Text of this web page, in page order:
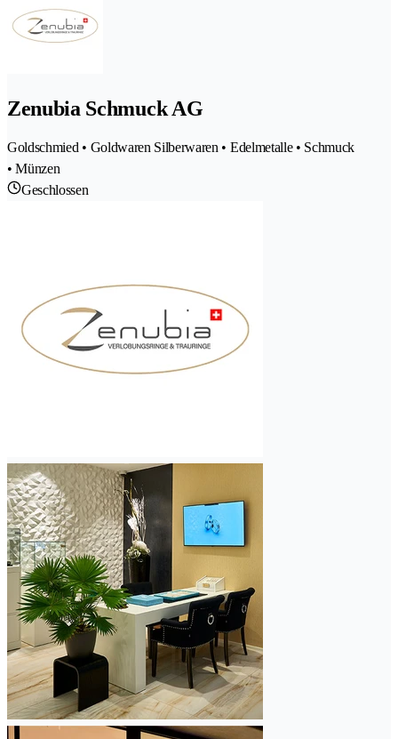
Zenubia Schmuck AG
Goldschmied • Goldwaren Silberwaren • Edelmetalle • Schmuck
• Münzen
Geschlossen